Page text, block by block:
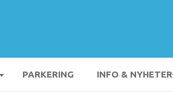
PARKERING INFO & NYHETER